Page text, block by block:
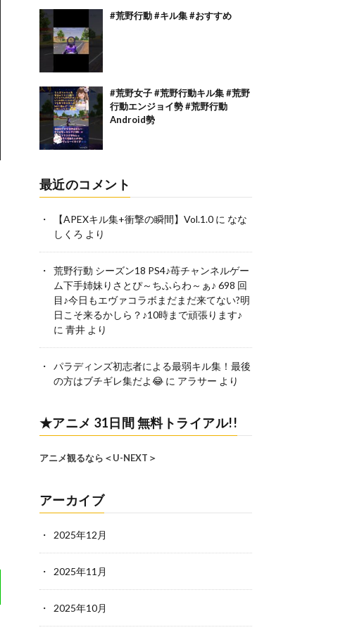
#荒野行動 #キル集 #おすすめ
#荒野女子 #荒野行動キル集 #荒野
行動エンジョイ勢 #荒野行動
Android勢
最近のコメント
【APEXキル集+衝撃の瞬間】Vol.1.0に なな
しくろ より
荒野行動 シーズン18 PS4♪苺チャンネルゲー
ム下手姉妹りさとぴ～ちふらわ～ぁ♪ 698 回
目♪今日もエヴァコラボまだまだ来てない?明
日こそ来るかしら？♪10時まで頑張ります♪
に 青井より
パラディンズ初志者による最弱キル集！最後
の方はブチギレ集だよ😂に アラサー より
★アニメ 31日間 無料トライアル!!
アニメ観るなら＜U-NEXT＞
アーカイブ
2025年12月
2025年11月
2025年10月